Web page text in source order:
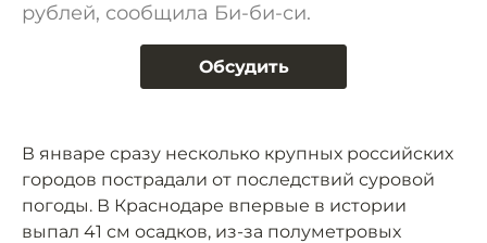
рублей, сообщила Би-би-си.
Обсудить
В январе сразу несколько крупных российских
городов пострадали от последствий суровой
погоды. В Краснодаре впервые в истории
выпал 41 см осадков, из-за полуметровых